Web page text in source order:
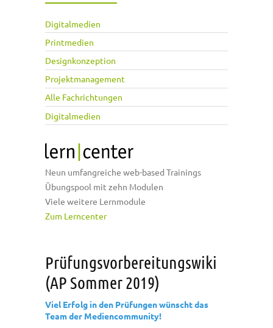
Digitalmedien
Printmedien
Designkonzeption
Projektmanagement
Alle Fachrichtungen
Digitalmedien
Neun umfangreiche web-based Trainings
Übungspool mit zehn Modulen
Viele weitere Lernmodule
Zum Lerncenter
Prüfungsvorbereitungswiki
(AP Sommer 2019)
Viel Erfolg in den Prüfungen wünscht das
Team der Mediencommunity!